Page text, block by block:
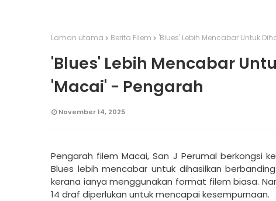
Laman utama Berita Filem 'Blues' Lebih Mencabar Untuk
'Blues' Lebih Mencabar
'Macai' - Pengarah
November 14, 2025
Pengarah filem Macai, San J Perumal berkongsi
Blues lebih mencabar untuk dihasilkan
kerana ianya menggunakan format filem biasa.
14 draf diperlukan untuk mencapai kesempurnaan.